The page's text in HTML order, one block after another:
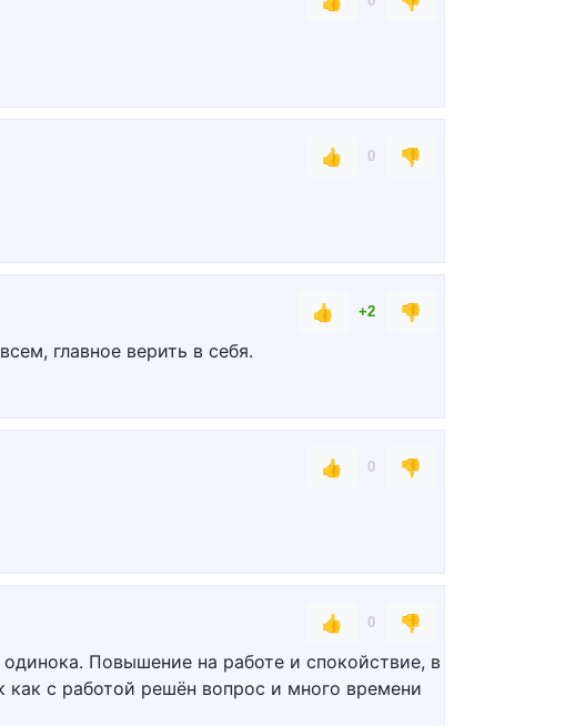
👍 0
👎
👍 +2
👎
главное верить в себя.
👍 0
👎
👍 0
👎
Повышение на работе и спокойствие, в
как с работой решён вопрос и много времени